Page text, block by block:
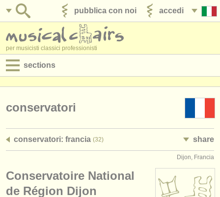
accedi
pubblica con noi
per musicisti classici professionisti
sections
jobs - amministrazione
corsi
conservatori
conservatori: francia (32) share
Dijon, Francia
Conservatoire National
de Région Dijon